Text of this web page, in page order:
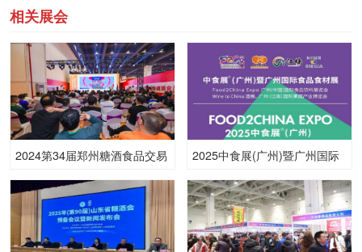
相关展会
2024第34届郑州糖酒食品交易
2025中食展(广州)暨广州国际